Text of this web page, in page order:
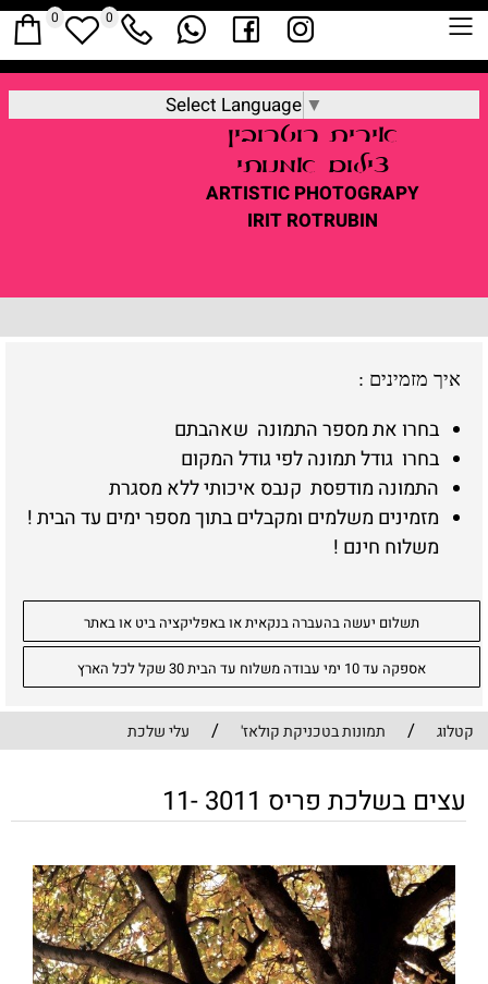
Select Language ▼
אירית רוטרובין
צילום אמנותי
ARTISTIC PHOTOGRAPY
IRIT ROTRUBIN
0 0
איך מזמינים :
בחרו את מספר התמונה שאהבתם
בחרו גודל תמונה לפי גודל המקום
התמונה מודפסת קנבס איכותי ללא מסגרת
מזמינים משלמים ומקבלים בתוך מספר ימים עד הבית !
משלוח חינם !
תשלום יעשה בהעברה בנקאית או באפליקציה ביט או באתר
אספקה עד 10 ימי עבודה משלוח עד הבית 30 שקל לכל הארץ
קטלוג / תמונות בטכניקת קולאז' / עלי שלכת
עצים בשלכת פריס 3011 -11